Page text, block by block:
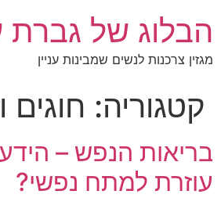
הבלוג של גברת
מגזין צרכנות לנשים שמבינות עניין
קטגוריה: חוגים
בריאות הנפש –
עוזרת למתח נפשי?